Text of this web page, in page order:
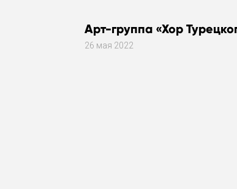
Арт-группа «Хор
26 мая 2022